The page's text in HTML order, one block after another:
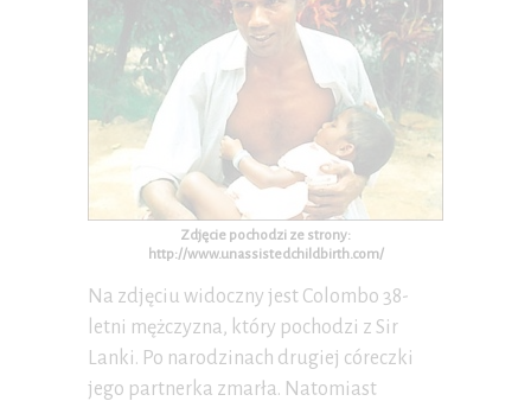
Zdjęcie pochodzi ze strony:
http://www.unassistedchildbirth.com/
Na zdjęciu widoczny jest Colombo 38-
letni mężczyzna, który pochodzi z Sir
Lanki. Po narodzinach drugiej córeczki
jego partnerka zmarła. Natomiast